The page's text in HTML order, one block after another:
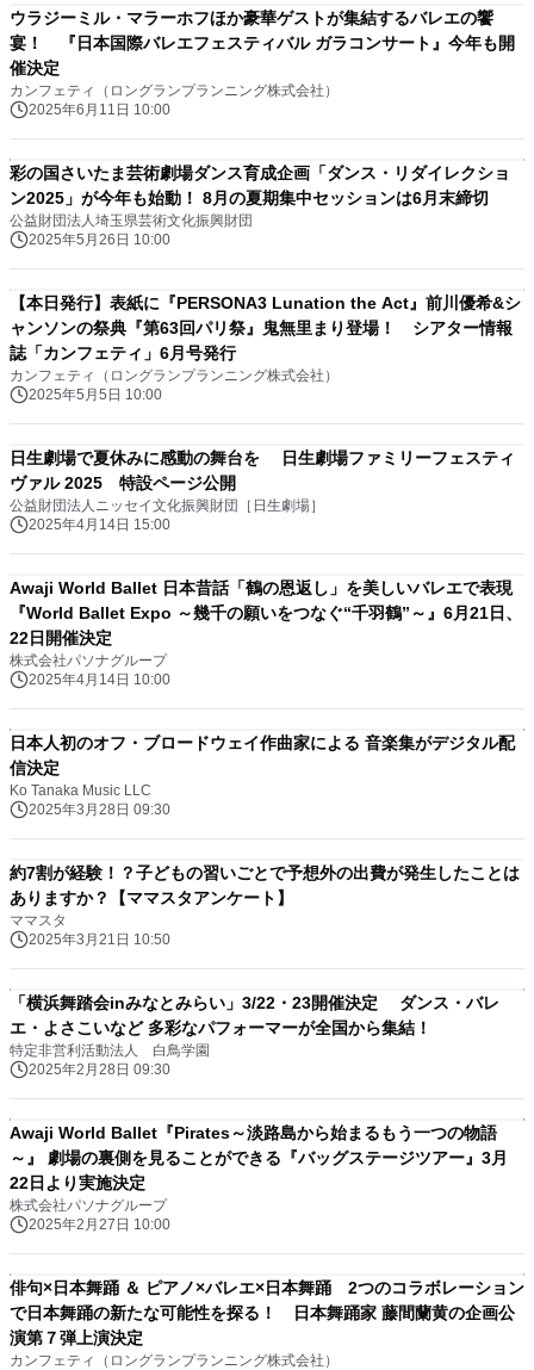
ウラジーミル・マラーホフほか豪華ゲストが集結するバレエの饗
宴！ 『日本国際バレエフェスティバル ガラコンサート』今年も開
催決定
カンフェティ（ロングランプランニング株式会社）
2025年6月11日 10:00
彩の国さいたま芸術劇場ダンス育成企画「ダンス・リダイレクショ
ン2025」が今年も始動！ 8月の夏期集中セッションは6月末締切
公益財団法人埼玉県芸術文化振興財団
2025年5月26日 10:00
【本日発行】表紙に『PERSONA3 Lunation the Act』前川優希&シ
ャンソンの祭典『第63回パリ祭』鬼無里まり登場！ シアター情報
誌「カンフェティ」6月号発行
カンフェティ（ロングランプランニング株式会社）
2025年5月5日 10:00
日生劇場で夏休みに感動の舞台を 日生劇場ファミリーフェスティ
ヴァル 2025 特設ページ公開
公益財団法人ニッセイ文化振興財団［日生劇場］
2025年4月14日 15:00
Awaji World Ballet 日本昔話「鶴の恩返し」を美しいバレエで表現
『World Ballet Expo ～幾千の願いをつなぐ“千羽鶴”～』6月21日、
22日開催決定
株式会社パソナグループ
2025年4月14日 10:00
日本人初のオフ・ブロードウェイ作曲家による 音楽集がデジタル配
信決定
Ko Tanaka Music LLC
2025年3月28日 09:30
約7割が経験！？子どもの習いごとで予想外の出費が発生したことは
ありますか？【ママスタアンケート】
ママスタ
2025年3月21日 10:50
「横浜舞踏会inみなとみらい」3/22・23開催決定 ダンス・バレ
エ・よさこいなど 多彩なパフォーマーが全国から集結！
特定非営利活動法人 白鳥学園
2025年2月28日 09:30
Awaji World Ballet『Pirates～淡路島から始まるもう一つの物語
～』 劇場の裏側を見ることができる『バッグステージツアー』3月
22日より実施決定
株式会社パソナグループ
2025年2月27日 10:00
俳句×日本舞踊 ＆ ピアノ×バレエ×日本舞踊 2つのコラボレーション
で日本舞踊の新たな可能性を探る！ 日本舞踊家 藤間蘭黄の企画公
演第７弾上演決定
カンフェティ（ロングランプランニング株式会社）